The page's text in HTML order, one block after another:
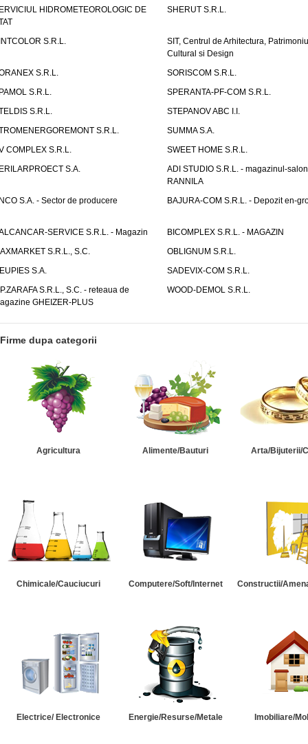
HIDROMETEOROLOGIC DE
SHERUT S.R.L.
S.R.L.
SIT, Centrul de Arhitectura,
Cultural si Design
S.R.L.
SORISCOM S.R.L.
S.R.L.
SPERANTA-PF-COM S.R.L.
S.R.L.
STEPANOV ABC I.I.
S.R.L.
SUMMA S.A.
COMPLEX S.R.L.
SWEET HOME S.R.L.
S.A.
ADI STUDIO S.R.L. - magazinul-salon
RANNILA
S.A. - Sector de producere
BAJURA-COM S.R.L. - Depozit en-
SERVICE S.R.L. - Magazin
BICOMPLEX S.R.L. - MAGAZIN
S.R.L., S.C.
OBLIGNUM S.R.L.
S.A.
SADEVIX-COM S.R.L.
S.R.L., S.C. - reteaua de
GHEIZER-PLUS
WOOD-DEMOL S.R.L.
Firme dupa categorii
Agricultura Alimente/Bauturi Arta/Bijuterii/
Chimicale/Cauciucuri Computere/Soft/Internet Constructii/
Electrice/ Electronice Energie/Resurse/Metale Imobiliare/